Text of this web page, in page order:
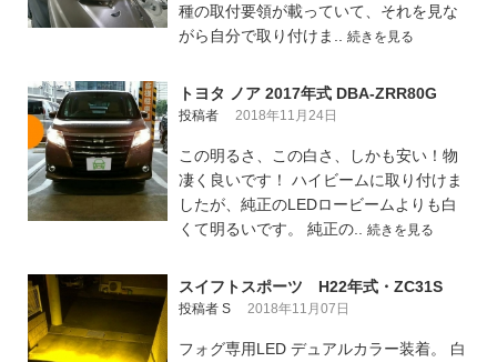
種の取付要領が載っていて、それを見な
がら自分で取り付けま.. 続きを見る
トヨタ ノア 2017年式 DBA-ZRR80G
投稿者 2018年11月24日
この明るさ、この白さ、しかも安い！物
凄く良いです！ ハイビームに取り付けま
したが、純正のLEDロービームよりも白
くて明るいです。 純正の.. 続きを見る
スイフトスポーツ H22年式・ZC31S
投稿者 S 2018年11月07日
フォグ専用LED デュアルカラー装着。 白